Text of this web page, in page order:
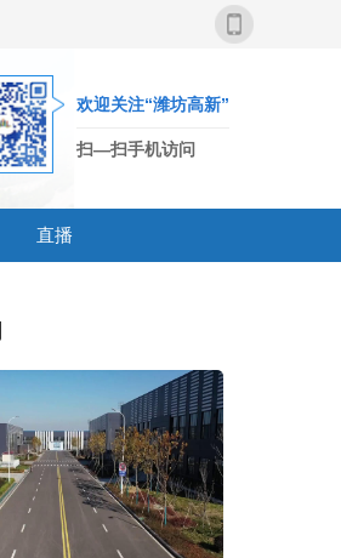
欢迎关注“潍坊高新”
扫—扫手机访问
直播